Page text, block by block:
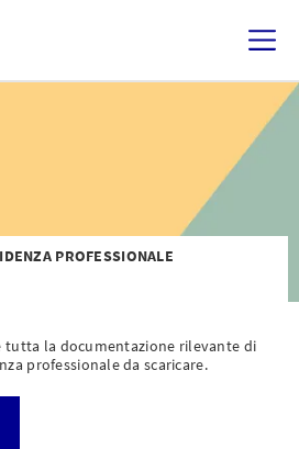
PROFESSIONALE
tutta la documentazione rilevante di
professionale da scaricare.